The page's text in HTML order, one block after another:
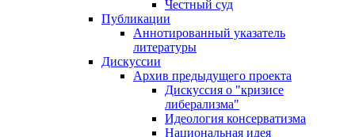
Честный суд
Публикации
Аннотированный указатель
литературы
Дискуссии
Архив предыдущего проекта
Дискуссия о "кризисе
либерализма"
Идеология консерватизма
Национальная идея